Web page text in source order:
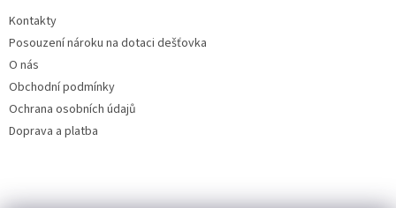
Kontakty
Posouzení nároku na dotaci dešťovka
O nás
Obchodní podmínky
Ochrana osobních údajů
Doprava a platba